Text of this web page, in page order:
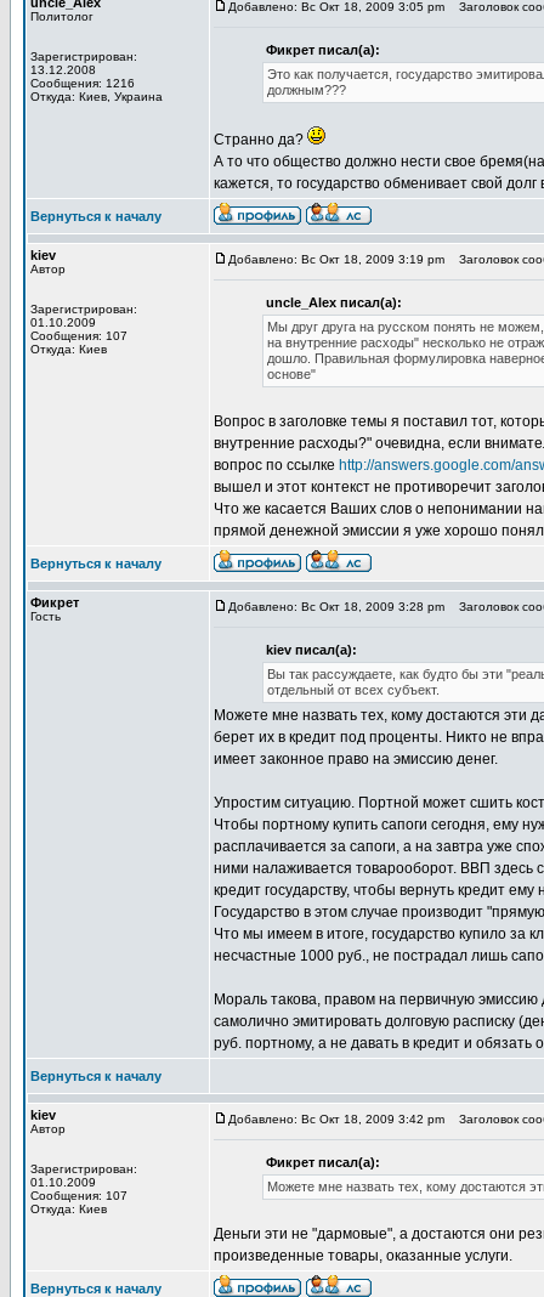
Политолог
Зарегистрирован:
13.12.2008
Сообщения: 1216
Откуда: Киев, Украина
Добавлено: Вс Окт 18, 2009 3:05 pm Заголовок
Фикрет писал(а):
Это как получается, государство
должным???
Странно да?
А то что общество должно нести свое
кажется, то государство обменивает свой
Вернуться к началу
kiev
Автор
Зарегистрирован:
01.10.2009
Сообщения: 107
Откуда: Киев
Добавлено: Вс Окт 18, 2009 3:19 pm Заголовок
uncle_Alex писал(а):
Мы друг друга на русском понять не
на внутренние расходы" несколько не
дошло. Правильная формулировка
основе"
Вопрос в заголовке темы я поставил тот,
внутренние расходы?" очевидна, если
вопрос по ссылке http://answers.google.com/
вышел и этот контекст не противоречит
Что же касается Ваших слов о непонимании
прямой денежной эмиссии я уже хорошо
Вернуться к началу
Фикрет
Гость
Добавлено: Вс Окт 18, 2009 3:28 pm Заголовок
kiev писал(а):
Вы так рассуждаете, как будто бы эти
отдельный от всех субъект.
Можете мне назвать тех, кому достаются эти
берет их в кредит под проценты. Никто не
имеет законное право на эмиссию денег.
Упростим ситуацию. Портной может сшить
Чтобы портному купить сапоги сегодня, ему
расплачивается за сапоги, а на завтра уже
ними налаживается товарооборот. ВВП здесь
кредит государству, чтобы вернуть кредит
Государство в этом случае производит
Что мы имеем в итоге, государство купило за
несчастные 1000 руб., не пострадал лишь
Мораль такова, правом на первичную
самолично эмитировать долговую расписку
руб. портному, а не давать в кредит и обязать
Вернуться к началу
kiev
Автор
Зарегистрирован:
01.10.2009
Сообщения: 107
Откуда: Киев
Добавлено: Вс Окт 18, 2009 3:42 pm Заголовок
Фикрет писал(а):
Можете мне назвать тех, кому достаются
Деньги эти не "дармовые", а достаются они
произведенные товары, оказанные услуги.
Вернуться к началу